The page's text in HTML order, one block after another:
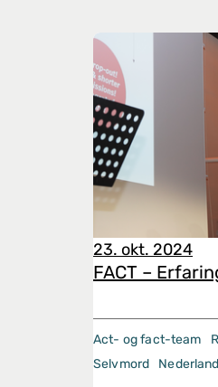
23. okt. 2024
FACT –
Act- og fact-team
Selvmord
Nederland